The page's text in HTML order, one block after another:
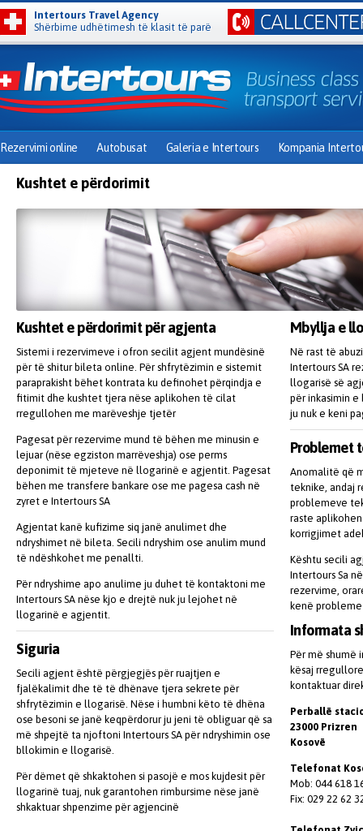
Intertours Travel Agency
Shërbime udhëtimesh të klasit të parë
Rezervimi online Autobusat Galeria e Intertours Kompania
Kushtet e përdorimit
Kushtet e përdorimit për agjenta
Sistemi i rezervimeve i ofron secilit agjent mundësinë
për të shitur bileta online. Për shfrytëzimin e sistemit
paraprakisht bëhet kontrata ku definohet përqindja e
fitimit dhe kushtet tjera nëse aplikohen të cilat
rregullohen me marëveshje tjetër
Pagesat për rezervime mund të bëhen me minusin e
lejuar (nëse egziston marrëveshja) ose perms
deponimit të mjeteve në llogarinë e agjentit. Pagesat
bëhen me transfere bankare ose me pagesa cash në
zyret e Intertours SA
Agjentat kanë kufizime siq janë anulimet dhe
ndryshimet në bileta. Secili ndryshim ose anulim mund
të ndëshkohet me penallti.
Për ndryshime apo anulime ju duhet të kontaktoni me
Intertours SA nëse kjo e drejtë nuk ju lejohet në
llogarinë e agjentit.
Siguria
Secili agjent është përgjegjës për ruajtjen e
fjalëkalimit dhe të të dhënave tjera sekrete për
shfrytëzimin e llogarisë. Nëse i humbni këto të dhëna
ose besoni se janë keqpërdorur ju jeni të obliguar që sa
më shpejtë ta njoftoni Intertours SA për ndryshimin ose
bllokimin e llogarisë.
Për dëmet që shkaktohen si pasojë e mos kujdesit për
llogarinë tuaj, nuk garantohen rimbursime nëse janë
shkaktuar shpenzime për agjencinë
Mbyllja e
Në rast të
Intertours SA
llogarisë së
për inkasimin
ju nuk e keni
Problemet
Anomalitë që
teknike, andaj
problemeve
raste
korrigjimet
Kështu secili
Intertours Sa
rezervime,
kenë probleme
Informata
Për më shumë
kësaj
kontaktuar
Perballë
23000 Prizren
Kosovë
Telefonat
Mob: 044 618
Fix: 029 22 62